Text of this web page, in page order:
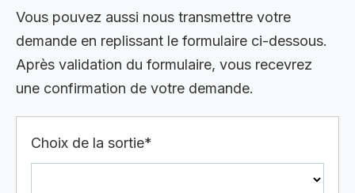
Vous pouvez aussi nous transmettre votre
demande en replissant le formulaire ci-dessous.
Après validation du formulaire, vous recevrez
une confirmation de votre demande.
Choix de la sortie*